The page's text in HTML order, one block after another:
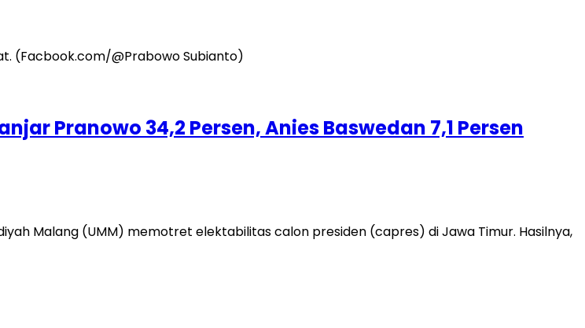
Pranowo 34,2 Persen, Anies Baswedan 7,1 Persen
Malang (UMM) memotret elektabilitas calon presiden (capres) di Jawa Timur. Hasilnya,